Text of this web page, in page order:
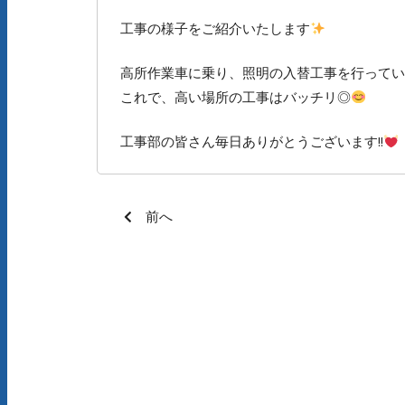
工事の様子をご紹介いたします
高所作業車に乗り、照明の入替工事を行って
これで、高い場所の工事はバッチリ◎
工事部の皆さん毎日ありがとうございます!!
前へ